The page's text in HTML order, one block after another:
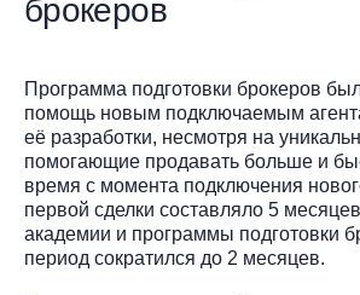
брокеров
Программа подготовки брокеров
помощь новым подключаемым
её разработки, несмотря на
помогающие продавать больше и
время с момента подключения
первой сделки составляло 5
академии и программы подготовки
период сократился до 2 месяцев.